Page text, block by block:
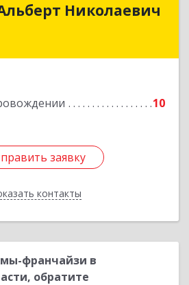
Николаевич
10
заявку
контакты
Елец г, Н.Гусевой ул, 56А
заявку
Назад
франчайзи в
обратите